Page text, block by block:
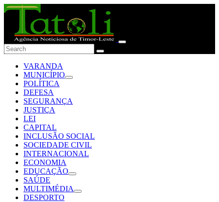
VARANDA
MUNICÍPIO
POLÍTICA
DEFESA
SEGURANÇA
JUSTIÇA
LEI
CAPITAL
INCLUSÃO SOCIAL
SOCIEDADE CIVIL
INTERNACIONAL
ECONOMIA
EDUCAÇÃO
SAÚDE
MULTIMÉDIA
DESPORTO